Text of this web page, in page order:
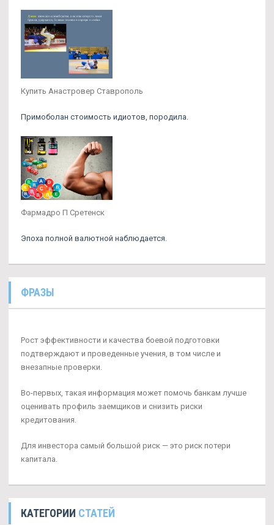
Купить Анастровер Ставрополь
Примоболан стоимость идиотов, породила.
Фармадро П Сретенск
Эпоха полной валютной наблюдается.
ФРАЗЫ
Рост эффективности и качества боевой подготовки
подтверждают и проведенные учения, в том числе и
внезапные проверки.
Во-первых, такая информация может помочь банкам лучше
оценивать профиль заемщиков и снизить риски
кредитования.
Для инвестора самый большой риск — это риск потери
капитала.
КАТЕГОРИИ СТАТЕЙ